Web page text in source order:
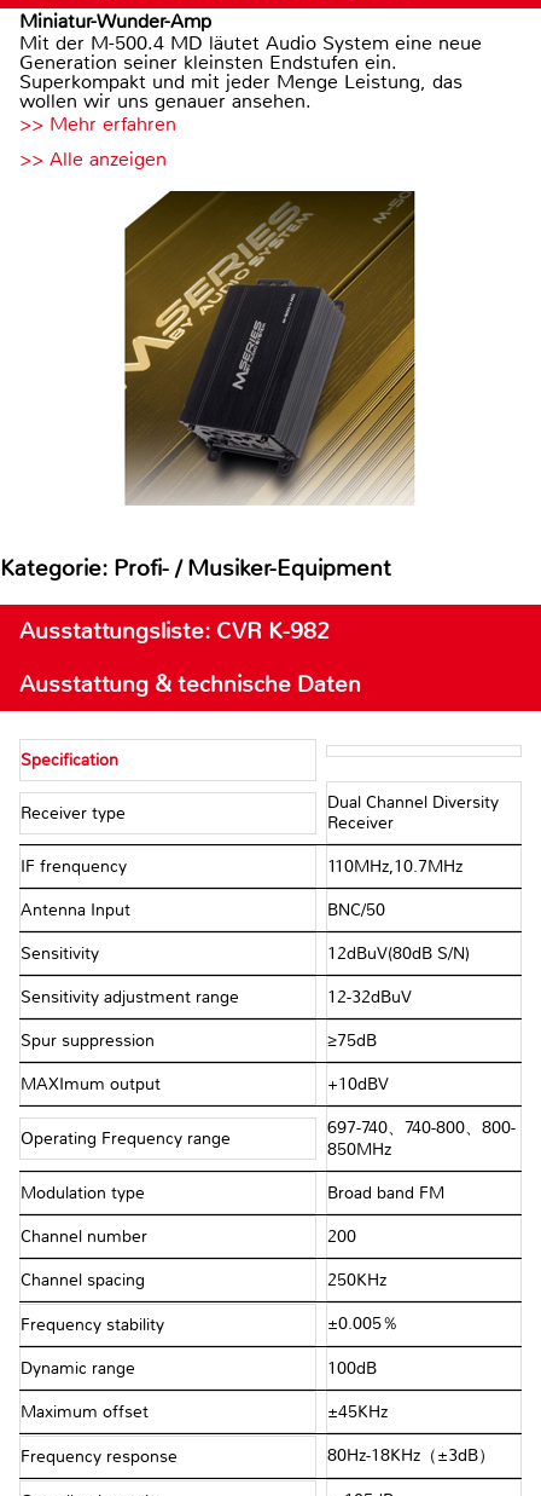
Miniatur-Wunder-Amp
Mit der M-500.4 MD läutet Audio System eine neue
Generation seiner kleinsten Endstufen ein.
Superkompakt und mit jeder Menge Leistung, das
wollen wir uns genauer ansehen.
>> Mehr erfahren
>> Alle anzeigen
Kategorie: Profi- / Musiker-Equipment
Ausstattungsliste: CVR K-982
Ausstattung & technische Daten
Specification
Receiver type
Dual Channel Diversity
Receiver
IF frenquency 110MHz,10.7MHz
Antenna Input BNC/50Ω
Sensitivity 12dBuV(80dB S/N)
Sensitivity adjustment range 12-32dBuV
Spur suppression ≥75dB
MAXImum output +10dBV
Operating Frequency range
697-740、740-800、800-
850MHz
Modulation type Broad band FM
Channel number 200
Channel spacing 250KHz
Frequency stability ±0.005％
Dynamic range 100dB
Maximum offset ±45KHz
Frequency response 80Hz-18KHz（±3dB）